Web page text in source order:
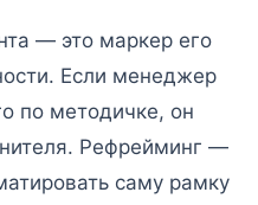
— это маркер его
Если менеджер
по методичке, он
Рефрейминг —
саму рамку